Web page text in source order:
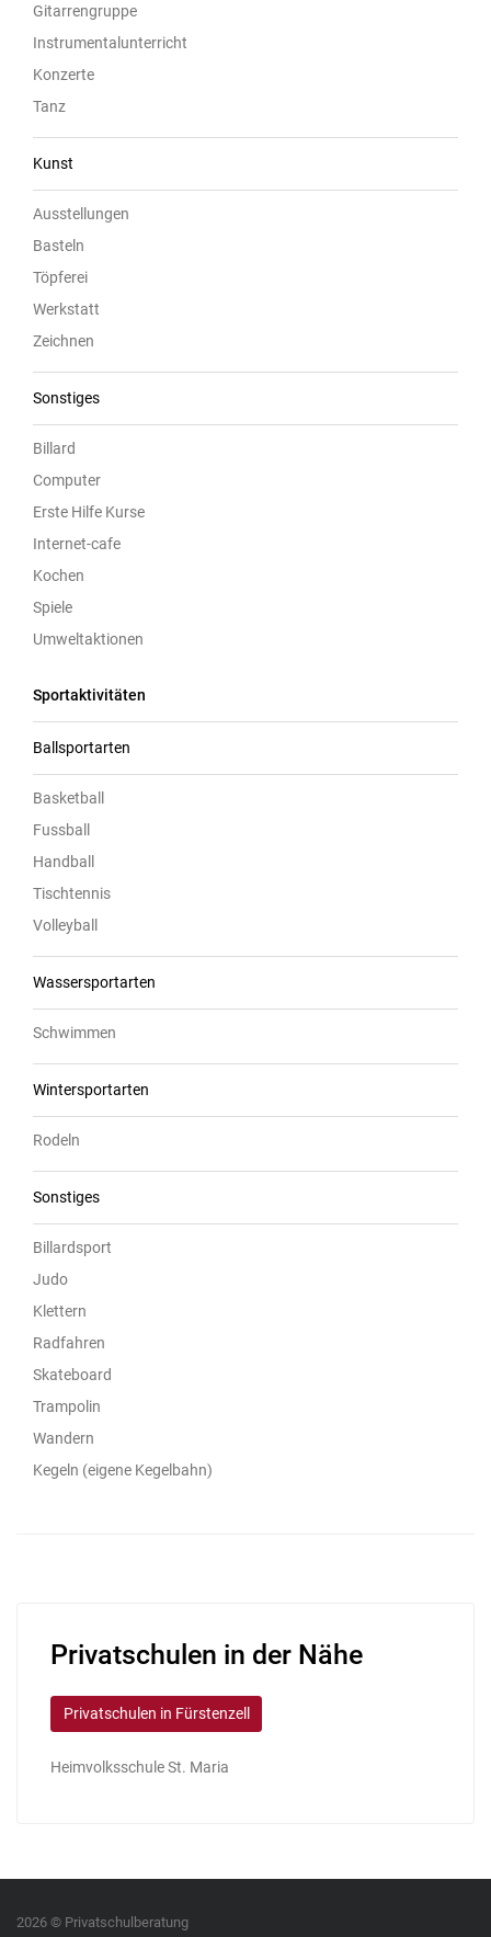
Gitarrengruppe
Instrumentalunterricht
Konzerte
Tanz
Kunst
Ausstellungen
Basteln
Töpferei
Werkstatt
Zeichnen
Sonstiges
Billard
Computer
Erste Hilfe Kurse
Internet-cafe
Kochen
Spiele
Umweltaktionen
Sportaktivitäten
Ballsportarten
Basketball
Fussball
Handball
Tischtennis
Volleyball
Wassersportarten
Schwimmen
Wintersportarten
Rodeln
Sonstiges
Billardsport
Judo
Klettern
Radfahren
Skateboard
Trampolin
Wandern
Kegeln (eigene Kegelbahn)
Privatschulen in der Nähe
Privatschulen in Fürstenzell
Heimvolksschule St. Maria
2026 © Privatschulberatung